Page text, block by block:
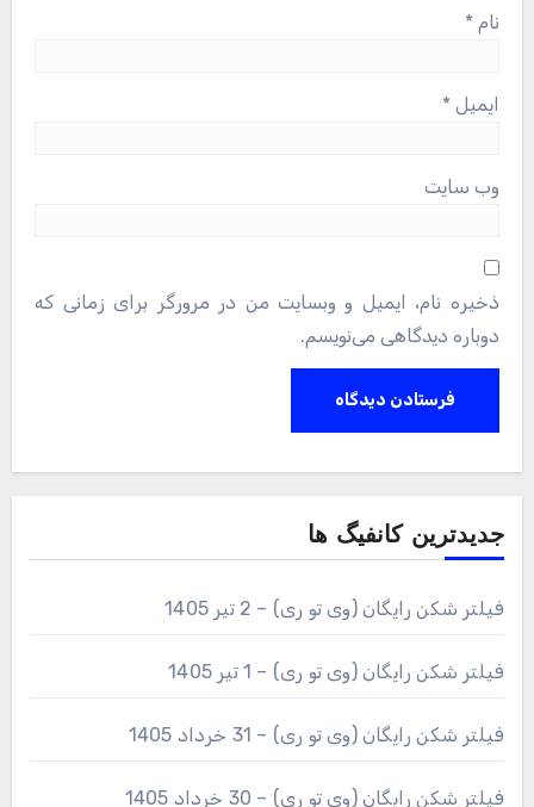
نام *
ایمیل *
وب‌ سایت
ذخیره نام، ایمیل و وبسایت من در مرورگر برای زمانی که
دوباره دیدگاهی می‌نویسم.
جدیدترین کانفیگ ها
فیلتر شکن رایگان (وی تو ری) – 2 تیر 1405
فیلتر شکن رایگان (وی تو ری) – 1 تیر 1405
فیلتر شکن رایگان (وی تو ری) – 31 خرداد 1405
فیلتر شکن رایگان (وی تو ری) – 30 خرداد 1405